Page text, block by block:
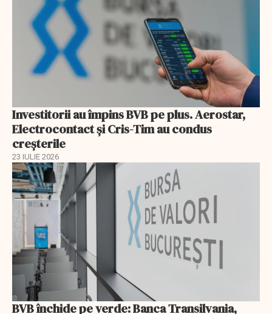
Investitorii au împins BVB pe plus. Aerostar,
Electrocontact și Cris-Tim au condus
creșterile
23 IULIE 2026
BVB închide pe verde: Banca Transilvania,